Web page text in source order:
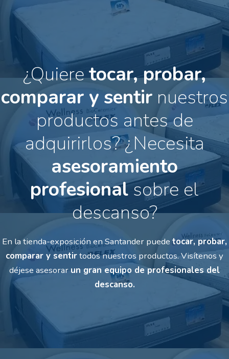
¿Quieretocar, probar,
comparar y sentir nuestros
productos antes de
adquirirlos?¿Necesita
asesoramiento
profesionalsobre el
descanso?
En la tienda-exposición en Santander puede tocar, probar,
comparar y sentirtodos nuestros productos.Visítenos y
déjese asesorar un gran equipo de profesionales del
descanso.